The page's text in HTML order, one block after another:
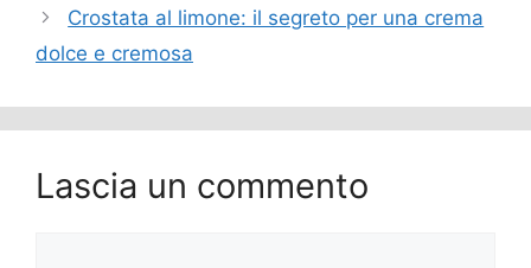
Crostata al limone: il segreto per una crema
dolce e cremosa
Lascia un commento